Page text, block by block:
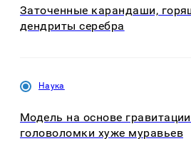
Заточенные карандаши,
дендриты серебра
Наука
Модель на основе
головоломки хуже муравьев